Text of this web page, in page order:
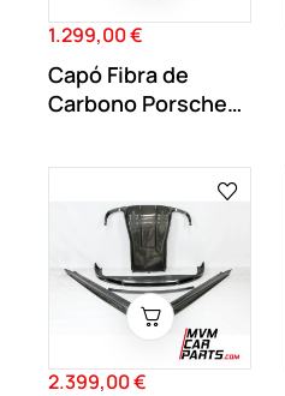
Precio
1.299,00 €
Capó Fibra de
Carbono Porsche
Precio
2.399,00 €